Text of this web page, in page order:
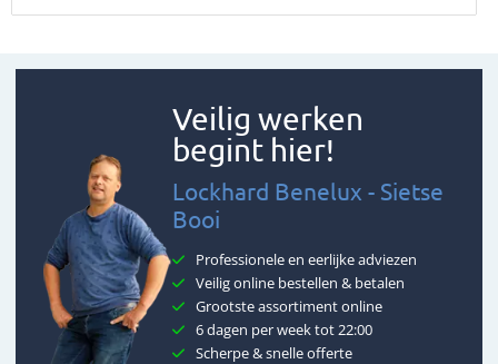
Veilig werken
begint hier!
Lockhard Benelux - Sietse
Booi
Professionele en eerlijke adviezen
Veilig online bestellen & betalen
Grootste assortiment online
6 dagen per week tot 22:00
Scherpe & snelle offerte